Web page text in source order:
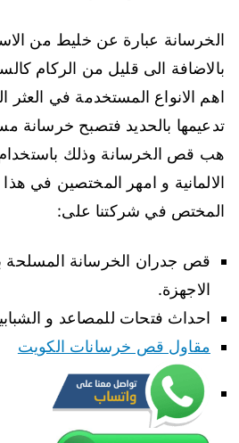
الخرسانة عبارة عن خليط من
بالاضافة الى قليل من الركام
اهم الانواع المستخدمة في العثر
تدعيمها بالحديد فتصبح خرسانة
هب قص الخرسانة وذلك
الالمانية و امهر المختصين في
المختص في شركتنا على:
قص جدران الخرسانة المسلحة
الاجهزة.
احداث فتحات للمصاعد و
مقاول قص خرسانات الكويت